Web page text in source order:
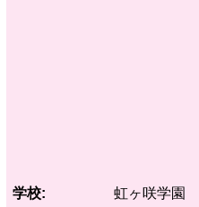
学校
虹ヶ咲学園